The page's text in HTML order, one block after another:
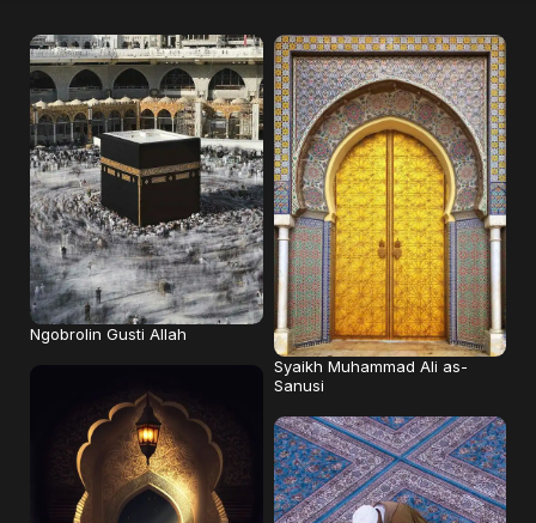
Ngobrolin Gusti Allah
Syaikh Muhammad Ali as-
Sanusi